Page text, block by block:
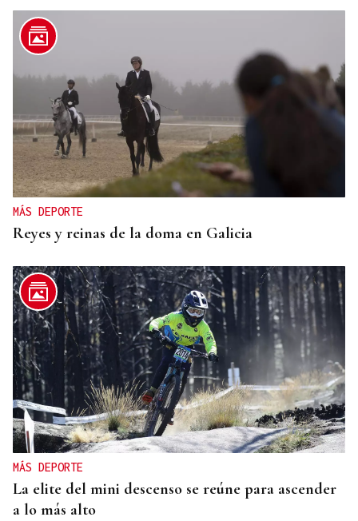
MÁS DEPORTE
Reyes y reinas de la doma en Galicia
MÁS DEPORTE
La elite del mini descenso se reúne para ascender
a lo más alto